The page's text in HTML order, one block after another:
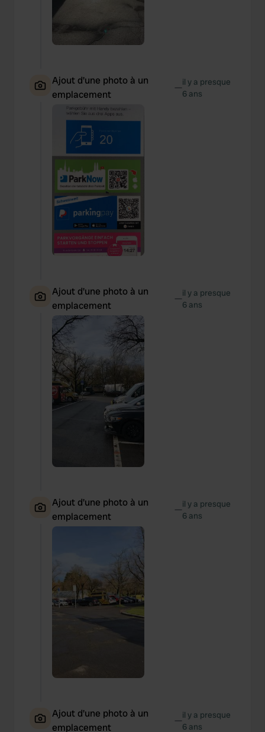
Ajout d'une photo à un
emplacement
—il y a presque
6 ans
Ajout d'une photo à un
emplacement
—il y a presque
6 ans
Ajout d'une photo à un
emplacement
—il y a presque
6 ans
Ajout d'une photo à un
emplacement
—il y a presque
6 ans